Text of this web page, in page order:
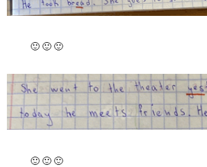
🙂 🙂 🙂
🙂 🙂 🙂